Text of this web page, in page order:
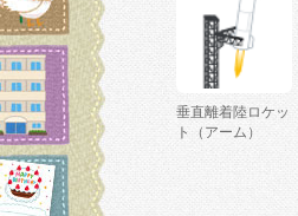
垂直離着陸ロケッ
ト（アーム）